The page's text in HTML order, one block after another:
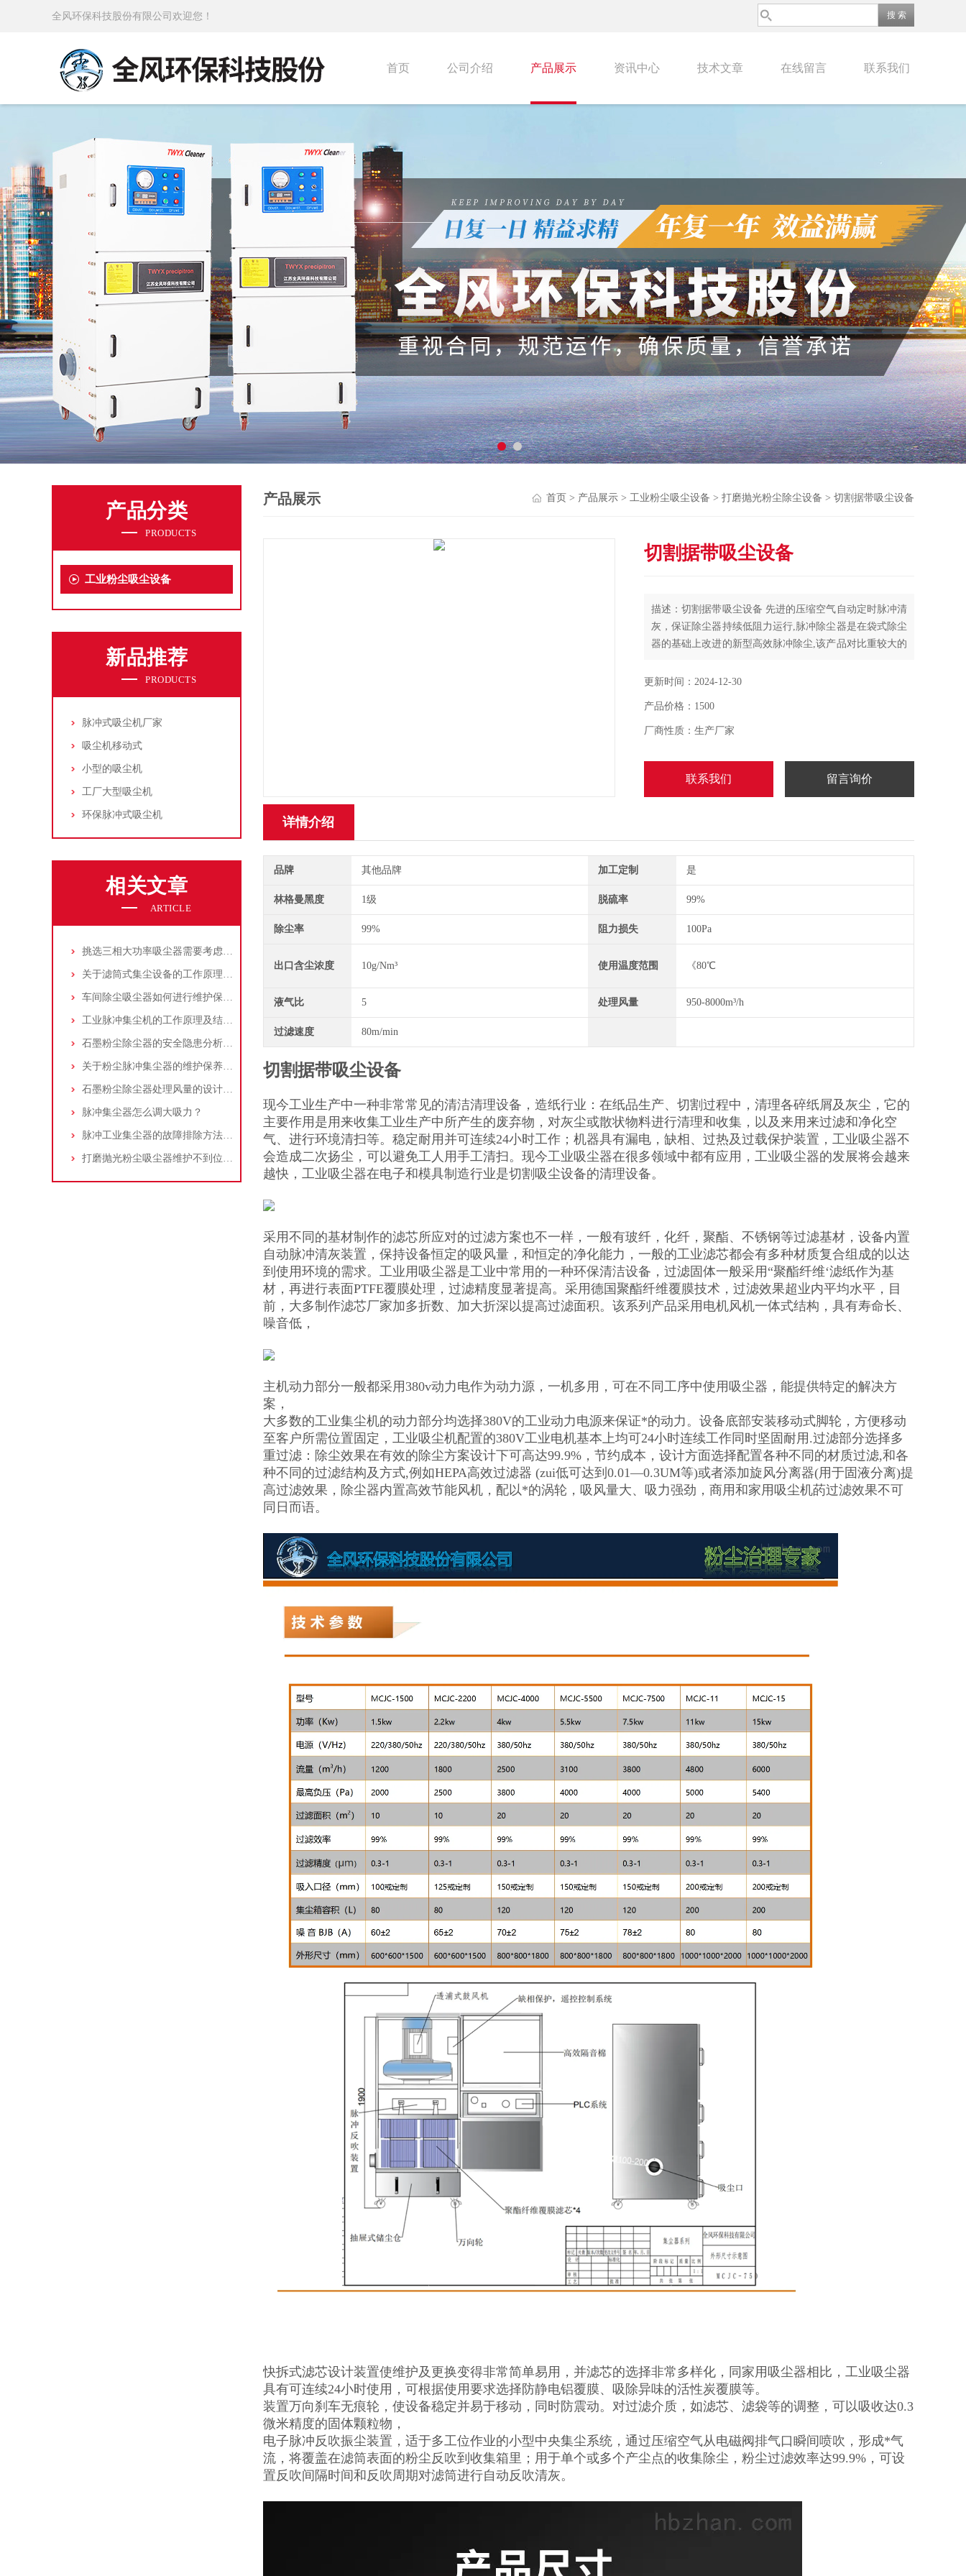
全风环保科技股份有限公司欢迎您！
首页 公司介绍 产品展示 资讯中心 技术文章 在线留言 联系我们
产品分类
PRODUCTS
工业粉尘吸尘设备
新品推荐
PRODUCTS
脉冲式吸尘机厂家
吸尘机移动式
小型的吸尘机
工厂大型吸尘机
环保脉冲式吸尘机
相关文章
ARTICLE
挑选三相大功率吸尘器需要考虑哪些问题？
关于滤筒式集尘设备的工作原理及特点说明
车间除尘吸尘器如何进行维护保养？
工业脉冲集尘机的工作原理及结构特点说明
石墨粉尘除尘器的安全隐患分析及应对措施
关于粉尘脉冲集尘器的维护保养问题
石墨粉尘除尘器处理风量的设计，你了解多少
脉冲集尘器怎么调大吸力？
脉冲工业集尘器的故障排除方法和注意事项
打磨抛光粉尘吸尘器维护不到位，那是你没有注意这些而已！
产品展示 首页 > 产品展示 > 工业粉尘吸尘设备 > 打磨抛光粉尘除尘设备 > 切割据带吸尘设备
切割据带吸尘设备
描述：切割据带吸尘设备 先进的压缩空气自动定时脉冲清
灰，保证除尘器持续低阻力运行,脉冲除尘器是在袋式除尘
器的基础上改进的新型高效脉冲除尘,该产品对比重较大的
有较好的除尘作用
更新时间：2024-12-30
产品价格：1500
厂商性质：生产厂家
联系我们 留言询价
详情介绍
品牌 其他品牌 加工定制 是
林格曼黑度 1级 脱硫率 99%
除尘率 99% 阻力损失 100Pa
出口含尘浓度 10g/Nm³ 使用温度范围 《80℃
液气比 5 处理风量 950-8000m³/h
过滤速度 80m/min
切割据带吸尘设备
现今工业生产中一种非常常见的清洁清理设备，造纸行业：在纸品生产、切割过程中，清理各碎纸屑及灰尘，它的
主要作用是用来收集工业生产中所产生的废弃物，对灰尘或散状物料进行清理和收集，以及来用来过滤和净化空
气、进行环境清扫等。稳定耐用并可连续24小时工作；机器具有漏电，缺相、过热及过载保护装置，工业吸尘器不
会造成二次扬尘，可以避免工人用手工清扫。现今工业吸尘器在很多领域中都有应用，工业吸尘器的发展将会越来
越快，工业吸尘器在电子和模具制造行业是切割吸尘设备的清理设备。
采用不同的基材制作的滤芯所应对的过滤方案也不一样，一般有玻纤，化纤，聚酯、不锈钢等过滤基材，设备内置
自动脉冲清灰装置，保持设备恒定的吸风量，和恒定的净化能力，一般的工业滤芯都会有多种材质复合组成的以达
到使用环境的需求。工业用吸尘器是工业中常用的一种环保清洁设备，过滤固体一般采用“聚酯纤维‘滤纸作为基
材，再进行表面PTFE覆膜处理，过滤精度显著提高。采用德国聚酯纤维覆膜技术，过滤效果超业内平均水平，目
前，大多制作滤芯厂家加多折数、加大折深以提高过滤面积。该系列产品采用电机风机一体式结构，具有寿命长、
噪音低，
主机动力部分一般都采用380v动力电作为动力源，一机多用，可在不同工序中使用吸尘器，能提供特定的解决方
案，
大多数的工业集尘机的动力部分均选择380V的工业动力电源来保证*的动力。设备底部安装移动式脚轮，方便移动
至客户所需位置固定，工业吸尘机配置的380V工业电机基本上均可24小时连续工作同时坚固耐用.过滤部分选择多
重过滤：除尘效果在有效的除尘方案设计下可高达99.9%，节约成本，设计方面选择配置各种不同的材质过滤,和各
种不同的过滤结构及方式,例如HEPA高效过滤器 (zui低可达到0.01—0.3UM等)或者添加旋风分离器(用于固液分离)提
高过滤效果，除尘器内置高效节能风机，配以*的涡轮，吸风量大、吸力强劲，商用和家用吸尘机菂过滤效果不可
同日而语。
快拆式滤芯设计装置使维护及更换变得非常简单易用，并滤芯的选择非常多样化，同家用吸尘器相比，工业吸尘器
具有可连续24小时使用，可根据使用要求选择防静电铝覆膜、吸除异味的活性炭覆膜等。
装置万向刹车无痕轮，使设备稳定并易于移动，同时防震动。对过滤介质，如滤芯、滤袋等的调整，可以吸收达0.3
微米精度的固体颗粒物，
电子脉冲反吹振尘装置，适于多工位作业的小型中央集尘系统，通过压缩空气从电磁阀排气口瞬间喷吹，形成*气
流，将覆盖在滤筒表面的粉尘反吹到收集箱里；用于单个或多个产尘点的收集除尘，粉尘过滤效率达99.9%，可设
置反吹间隔时间和反吹周期对滤筒进行自动反吹清灰。